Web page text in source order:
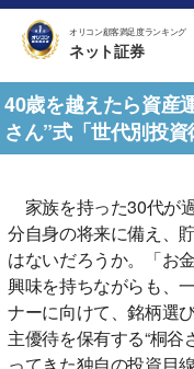
オリコン顧客満足度ランキング
ネット証券
40歳を越えたら資
さん”式「世代別投資
家族を持った30代が
分自身の将来に備え、
はないだろうか。「お
興味を持ちながらも、
ナーに向けて、銘柄選
主優待を保有する“桐
ってきた独自の投資目